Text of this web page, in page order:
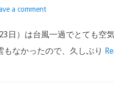
a comment
日）は台風一過でとても空
もなかったので、久しぶり